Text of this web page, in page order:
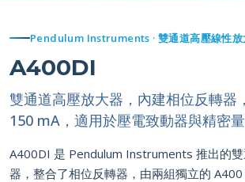
Pendulum Instruments · 雙通道高壓線性放
A400DI
雙通道高壓放大器，內建相位反轉器
150 mA，適用於壓電致動器與精密
A400DI 是 Pendulum Instruments 推出的
器，整合了相位反轉器，由兩組獨立的